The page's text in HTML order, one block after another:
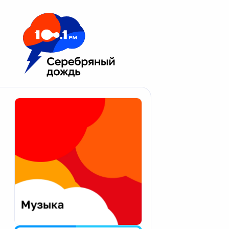
Москва 100.1 FM
Апатиты
Екатеринбург
Калининград
Калуга